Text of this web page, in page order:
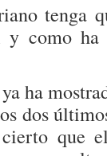
tenga
y como ha
ha
dos
que